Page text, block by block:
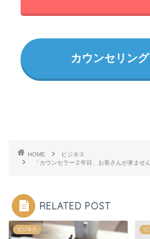
カウンセリン
HOME
ビジネス
「カウンセラー２年目、お客さんが来ませ
RELATED POST
ビジネス ビ